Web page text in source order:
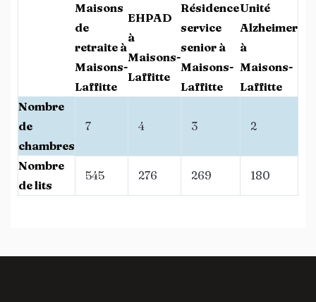
Maisons
de
retraite à
Maisons-
Laffitte
EHPAD
à
Maisons-
Laffitte
Résidence
service
senior à
Maisons-
Laffitte
Unité
Alzheimer
à
Maisons-
Laffitte
Nombre
de
chambres
7 4 3 2
Nombre
de lits
545 276 269 180